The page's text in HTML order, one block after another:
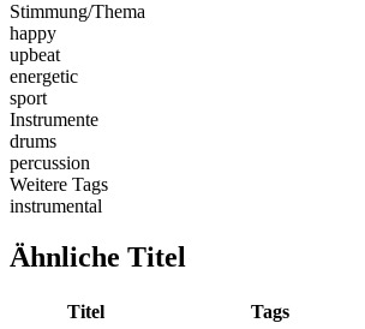
Stimmung/Thema
happy
upbeat
energetic
sport
Instrumente
drums
percussion
Weitere Tags
instrumental
Ähnliche Titel
Titel Tags